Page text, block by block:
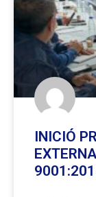
INICIÓ